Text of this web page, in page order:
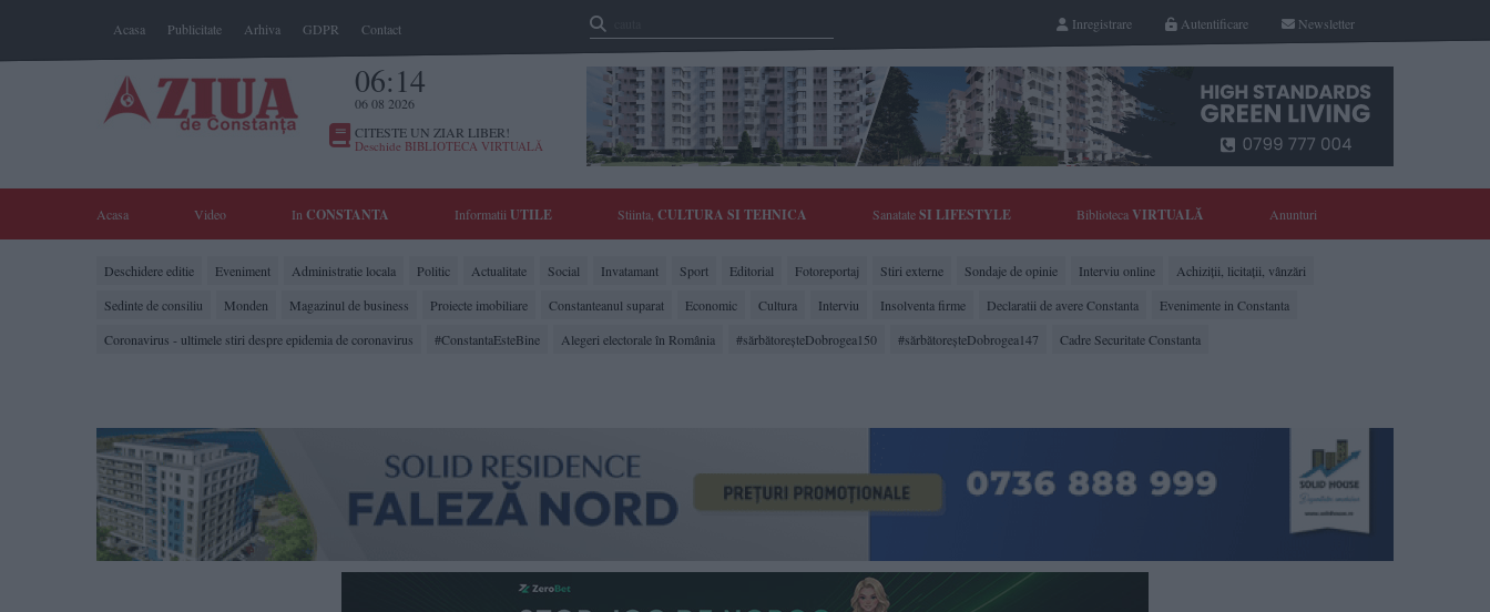
Acasa Publicitate Arhiva GDPR Contact Newsletter
Autentificare
Inregistrare
06:14
06 08 2026
CITESTE UN ZIAR LIBER!
Deschide BIBLIOTECA VIRTUALĂ
Acasa Video In CONSTANTA Informatii UTILE Stiinta, CULTURA SI TEHNICA SanatateSI LIFESTYLE BibliotecaVIRTUALĂ Anunturi
Deschidere editie Eveniment Administratie locala Politic Actualitate Social Invatamant Sport Editorial Fotoreportaj Stiri externe Sondaje de opinie Interviu online
Achiziții, licitații, vânzări
Sedinte de consiliu
Monden Magazinul de business Proiecte imobiliare Constanteanul suparat Economic Cultura Interviu Insolventa firme Declaratii de avere Constanta
Evenimente in Constanta
Coronavirus - ultimele stiri despre epidemia de coronavirus
#ConstantaEsteBine Alegeri electorale în România #sărbătoreşteDobrogea150 #sărbătoreşteDobrogea147 Cadre Securitate Constanta